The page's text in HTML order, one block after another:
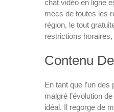
chat vidéo en ligne
mecs de toutes les
région, le tout
restrictions
Contenu
En tant que l’un
malgré l’évolution
idéal. Il regorge de